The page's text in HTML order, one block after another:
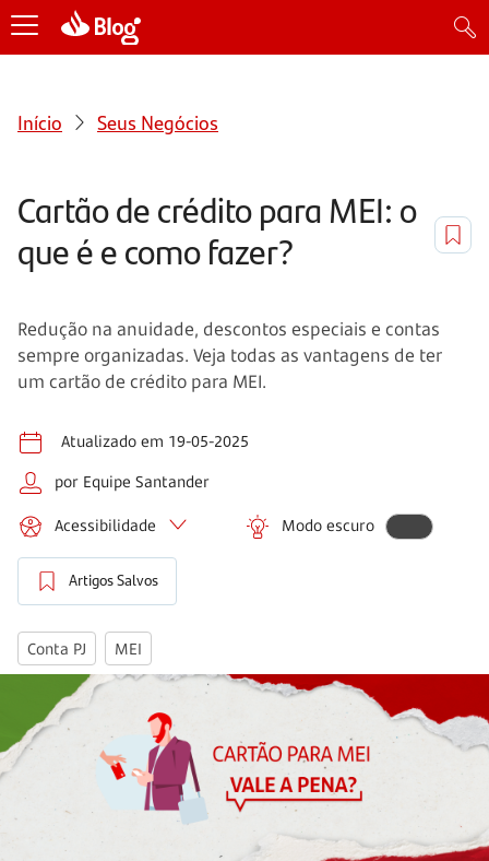
Início Seus Negócios
Cartão de crédito para MEI: o
que é e como fazer?
Redução na anuidade, descontos especiais e contas
sempre organizadas. Veja todas as vantagens de ter
um cartão de crédito para MEI.
Atualizado em 19-05-2025
por Equipe Santander
Acessibilidade Modo escuro
Artigos Salvos
Conta PJ MEI